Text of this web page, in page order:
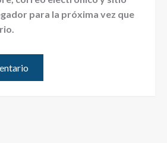
para la próxima vez que